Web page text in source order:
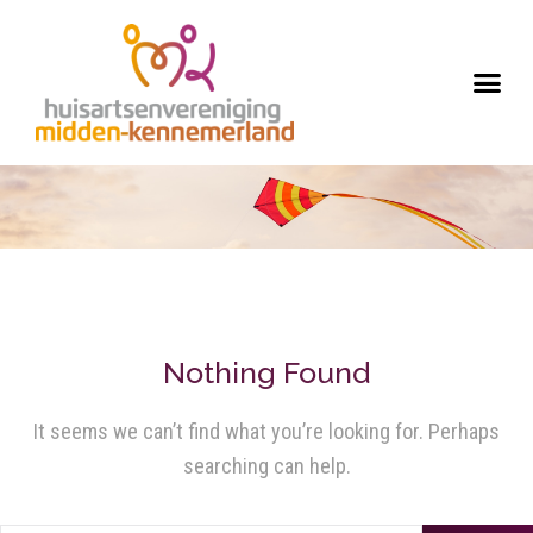
Nothing Found
It seems we can’t find what you’re looking for. Perhaps
searching can help.